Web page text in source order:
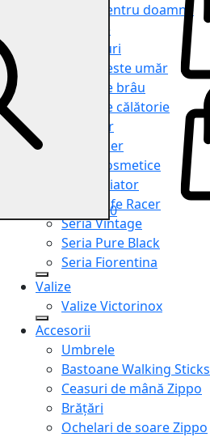
Genți pentru doamne
Serviete
Rucsacuri
Genți peste umăr
Genți de brâu
Genți de călătorie
Shopper
Organiser
Truse cosmetice
Seria Aviator
Seria Cafe Racer
Seria Vintage
Seria Pure Black
Seria Fiorentina
Valize
Valize Victorinox
Accesorii
Umbrele
Bastoane Walking Sticks
Ceasuri de mână Zippo
Brățări
Ochelari de soare Zippo
0